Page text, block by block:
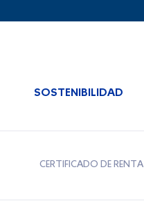
SOSTENIBILIDAD
CERTIFICADO DE RENTA